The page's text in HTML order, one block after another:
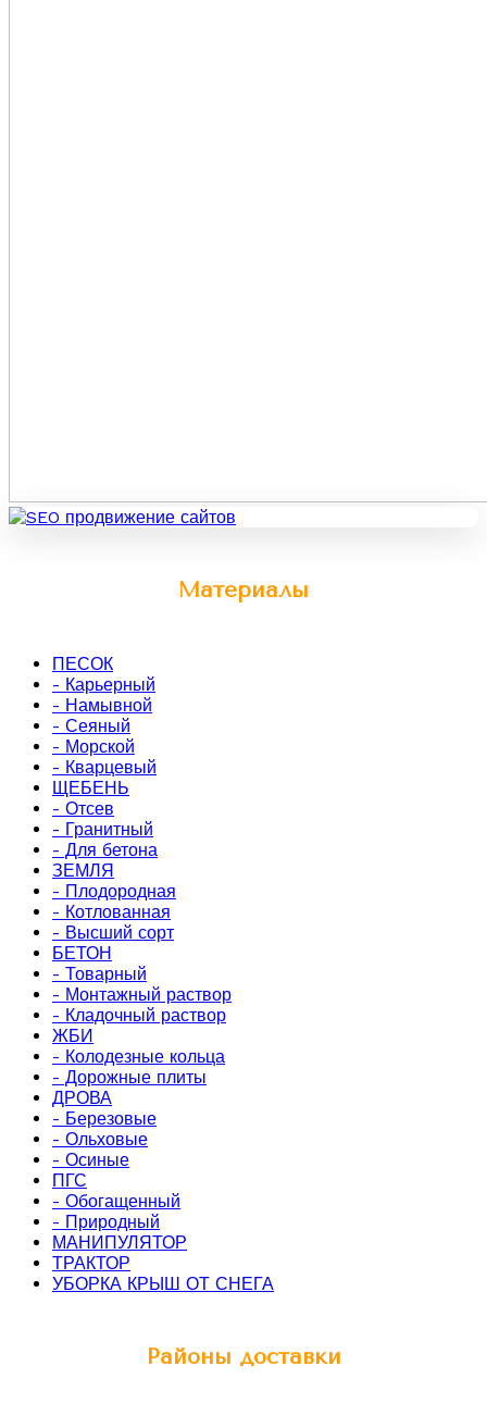
Материалы
ПЕСОК
- Карьерный
- Намывной
- Сеяный
- Морской
- Кварцевый
ЩЕБЕНЬ
- Отсев
- Гранитный
- Для бетона
ЗЕМЛЯ
- Плодородная
- Котлованная
- Высший сорт
БЕТОН
- Товарный
- Монтажный раствор
- Кладочный раствор
ЖБИ
- Колодезные кольца
- Дорожные плиты
ДРОВА
- Березовые
- Ольховые
- Осиные
ПГС
- Обогащенный
- Природный
МАНИПУЛЯТОР
ТРАКТОР
УБОРКА КРЫШ ОТ СНЕГА
Районы доставки